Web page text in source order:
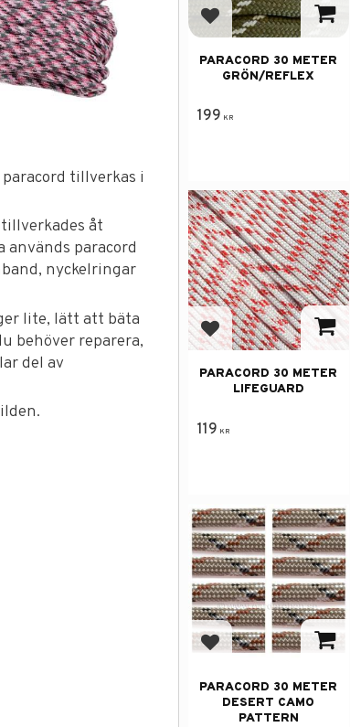
tillverkas i
åt
paracord
nyckelringar
lite, lätt att bäta
behöver reparera,
del av
Add to favorites
PARACORD 30 METER
GRÖN/REFLEX
199 KR
Add to favorites
PARACORD 30 METER
LIFEGUARD
119 KR
Add to favorites
PARACORD 30 METER
DESERT CAMO
PATTERN